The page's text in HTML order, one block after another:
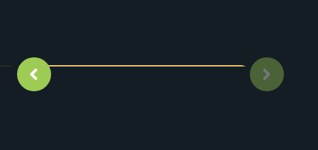
Imagen anterior